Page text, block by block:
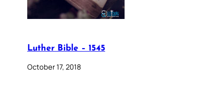
Luther Bible – 1545
October 17, 2018